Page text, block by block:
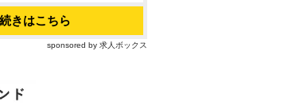
続きはこちら
sponsored by 求人ボックス